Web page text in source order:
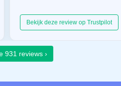
Bekijk deze review op Trustpilot
931 reviews ›